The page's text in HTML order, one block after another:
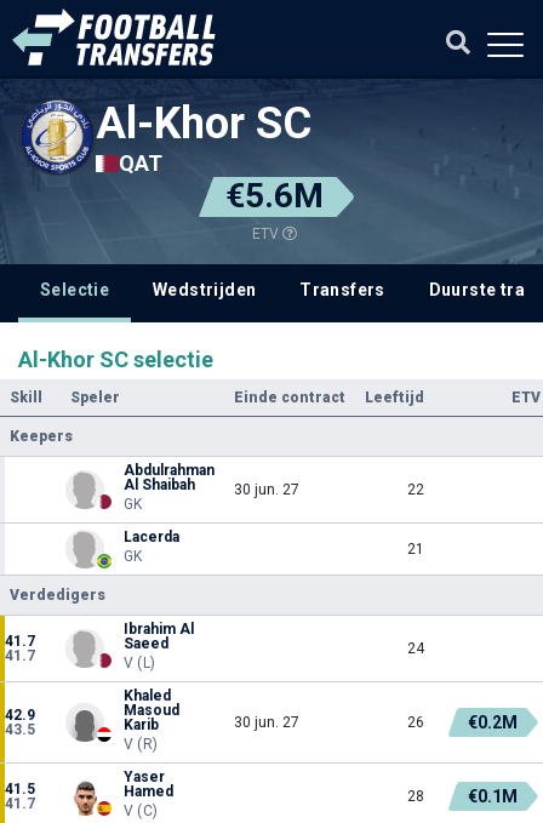
Al-Khor SC
QAT
€5.6M
ETV
Selectie Wedstrijden Transfers Duurste
Al-Khor SC selectie
Skill Speler Einde contract Leeftijd ETV
Keepers
Abdulrahman
Al Shaibah
GK
30 jun. 27 22
Lacerda
GK
21
Verdedigers
41.7
41.7
Ibrahim Al
Saeed
V (L)
24
42.9
43.5
Khaled
Masoud
Karib
V (R)
30 jun. 27 26 €0.2M
41.5
41.7
Yaser
Hamed
V (C)
28 €0.1M